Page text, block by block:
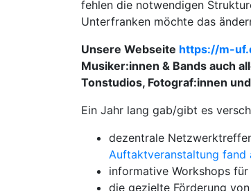
fehlen die notwendigen
Unterfranken möchte das
Unsere Webseite https://m-
Musiker:innen & Bands auch
Tonstudios, Fotograf:innen
Ein Jahr lang gab/gibt es
dezentrale
Auftaktveranstaltung fand
informative Workshops
die gezielte Förderung